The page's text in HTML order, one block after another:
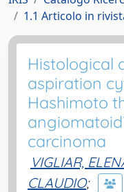
1.1 Articolo in
Histological
aspiration
Hashimoto
carcinoma
VIGLIAR,
CLAUDIO;